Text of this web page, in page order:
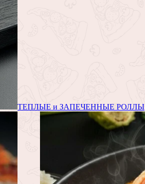
ТЕПЛЫЕ и ЗАПЕЧЕННЫЕ РОЛЛЫ